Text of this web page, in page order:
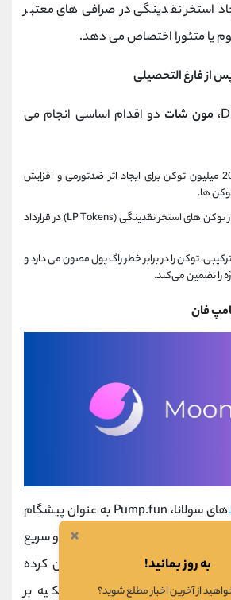
استخر نقدینگی در صرافی ‌های معتبر
یا متئورا اختصاص می ‌دهد.
از فارغ ‌التحصیلی
مون شاتدو اقدام اساسی انجام می
سوزاندن 150-200 میلیون توکن برای ایجاد اثر ضدتورمی و افزایش
‌ها.
قفل کردن خودکار توکن ‌های استخر نقدینگی (LP Tokens) در قرارداد
توکن را در برابر خطر راگ پول مصون می ‌دارد و
را تضمین می‌کند.
فان
های سولانا، Pump.fun به عنوان پیشگام
که با پذیرش فرهنگ پرتلاطم و سریع
استانداردهای فعلی بازار را تعیین کرده
شاتبا رویکردی متفاوت و با تکیه بر
×
به روز بمانید!
از آخرین اخبار مطلع شوید؟